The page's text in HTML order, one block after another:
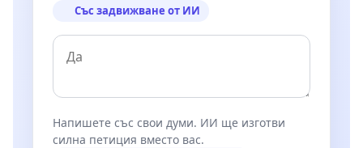
Със задвижване от ИИ
Напишете със свои думи. ИИ ще изготви
силна петиция вместо вас.